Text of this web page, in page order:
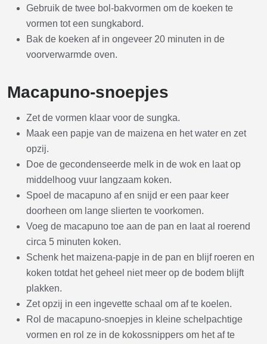
Gebruik de twee bol-bakvormen om de koeken te
vormen tot een sungkabord.
Bak de koeken af in ongeveer 20 minuten in de
voorverwarmde oven.
Macapuno-snoepjes
Zet de vormen klaar voor de sungka.
Maak een papje van de maizena en het water en zet
opzij.
Doe de gecondenseerde melk in de wok en laat op
middelhoog vuur langzaam koken.
Spoel de macapuno af en snijd er een paar keer
doorheen om lange slierten te voorkomen.
Voeg de macapuno toe aan de pan en laat al roerend
circa 5 minuten koken.
Schenk het maizena-papje in de pan en blijf roeren en
koken totdat het geheel niet meer op de bodem blijft
plakken.
Zet opzij in een ingevette schaal om af te koelen.
Rol de macapuno-snoepjes in kleine schelpachtige
vormen en rol ze in de kokossnippers om het af te